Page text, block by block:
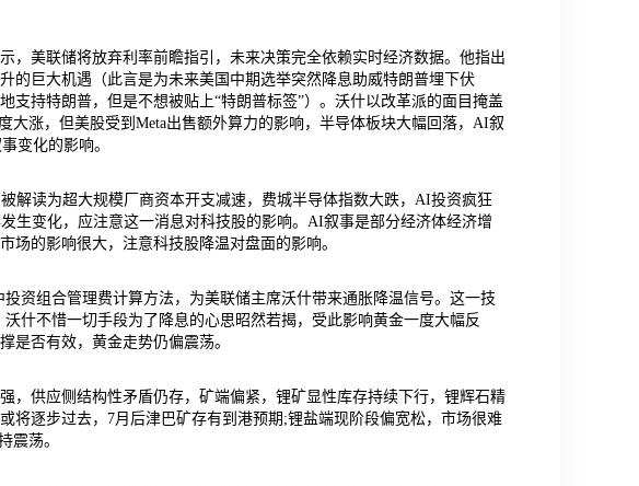
，美联储将放弃利率前瞻指引，未来决策完全依赖实时经济数据。他指出
的巨大机遇（此言是为未来美国中期选举突然降息助威特朗普埋下伏
支持特朗普，但是不想被贴上“特朗普标签”）。沃什以改革派的面目掩盖
大涨，但美股受到Meta出售额外算力的影响，半导体板块大幅回落，AI叙
变化的影响。
解读为超大规模厂商资本开支减速，费城半导体指数大跌，AI投资疯狂
生变化，应注意这一消息对科技股的影响。AI叙事是部分经济体经济增
场的影响很大，注意科技股降温对盘面的影响。
投资组合管理费计算方法，为美联储主席沃什带来通胀降温信号。这一技
什不惜一切手段为了降息的心思昭然若揭，受此影响黄金一度大幅反
是否有效，黄金走势仍偏震荡。
，供应侧结构性矛盾仍存，矿端偏紧，锂矿显性库存持续下行，锂辉石精
将逐步过去，7月后津巴矿存有到港预期;锂盐端现阶段偏宽松，市场很难
震荡。